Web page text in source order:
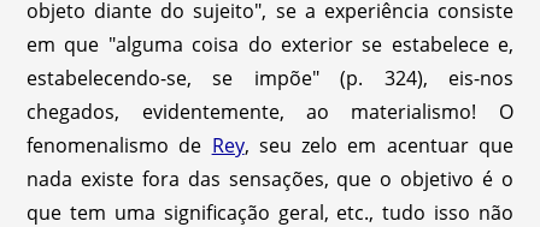
objeto diante do sujeito", se a experiência consiste
em que "alguma coisa do exterior se estabelece e,
estabelecendo-se, se impõe" (p. 324), eis-nos
chegados, evidentemente, ao materialismo! O
fenomenalismo de Rey, seu zelo em acentuar que
nada existe fora das sensações, que o objetivo é o
que tem uma significação geral, etc., tudo isso não